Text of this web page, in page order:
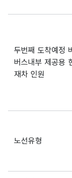
두번째 도착예정
버스내부 제공용
재차 인원
노선유형